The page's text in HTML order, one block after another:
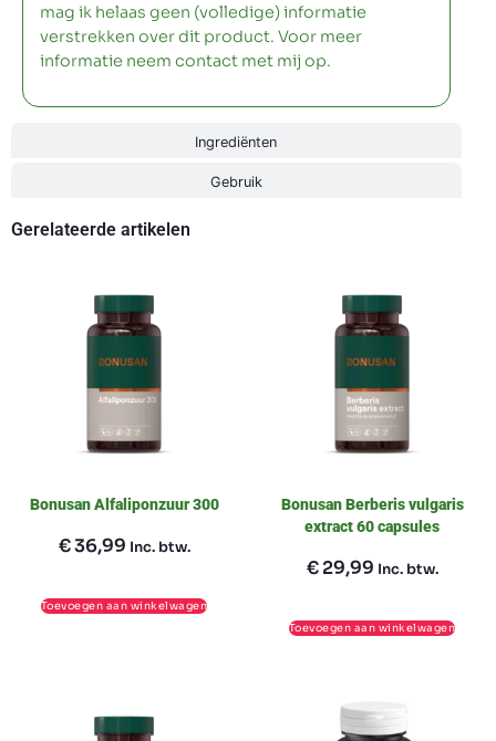
Ingrediënten
Gebruik
mag ik helaas geen (volledige) informatie
verstrekken over dit product. Voor meer
informatie neem contact met mij op.
Gerelateerde artikelen
Bonusan Alfaliponzuur 300
€36,99 Inc. btw.
Toevoegen aan winkelwagen
Bonusan Berberis vulgaris
extract 60 capsules
€29,99 Inc. btw.
Toevoegen aan winkelwagen